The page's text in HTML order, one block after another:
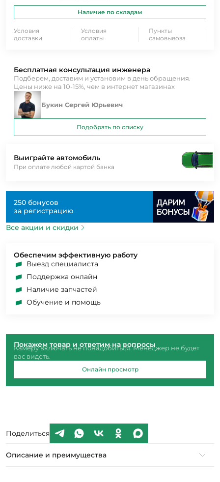
Наличие по складам
Условия
доставки
Условия
оплаты
Пункты
самовывоза
Выиграйте автомобиль
При оплате любой картой банка
250 бонусов
за регистрацию
Все акции и скидки
Обеспечим эффективную работу
Выезд специалиста
Поддержка онлайн
Наличие запчастей
Обучение и помощь
Покажем товар и ответим на вопросы
Камеру включать не понадобиться. Менеджер не будет
вас видеть.
Онлайн просмотр
Бесплатная консультация инженера
Подберем, доставим и установим в день обращения.
Цены ниже на 10-15%, чем в интернет магазинах
Букин Сергей Юрьевич
Подобрать по списку
Поделиться
Описание и преимущества